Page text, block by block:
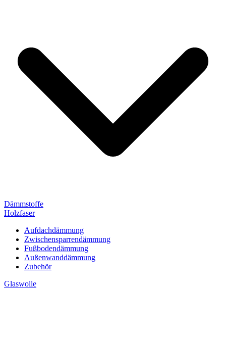
Dämmstoffe
Holzfaser
Aufdachdämmung
Zwischensparrendämmung
Fußbodendämmung
Außenwanddämmung
Zubehör
Glaswolle